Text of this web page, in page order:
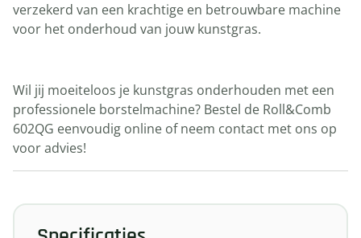
verzekerd van een krachtige en betrouwbare machine
voor het onderhoud van jouw kunstgras.
Wil jij moeiteloos je kunstgras onderhouden met een
professionele borstelmachine? Bestel de Roll&Comb
602QG eenvoudig online of neem contact met ons op
voor advies!